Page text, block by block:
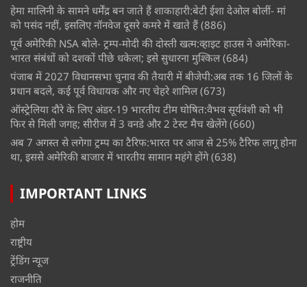
हेमा मालिनी के सामने धर्मेंद्र बन जाते हैं शाकाहारी:बेटी ईशा देओल बोलीं- मां
को पसंद नहीं, इसलिए नॉनवेज दूसरे कमरे में खाते हैं (886)
पूर्व अमेरिकी NSA बोले- ट्रम्प-मोदी की दोस्ती खत्म:व्हाइट हाउस ने अमेरिका-
भारत संबंधों को दशकों पीछे धकेला; इसे सुधारना मुश्किल (684)
पंजाब में 2027 विधानसभा चुनाव की तैयारी में बीजेपी:अब तक 16 जिलों के
प्रधान बदले, कई पूर्व विधायक और नए चेहरे शामिल (673)
ऑस्ट्रेलिया दौरे के लिए अंडर-19 भारतीय टीम घोषित:वैभव सूर्यवंशी को भी
फिर से मिली जगह; सीरीज में 3 वनडे और 2 टेस्ट मैच खेलेंगे (660)
अब 7 अगस्त से लगेगा ट्रम्प का टैरिफ:भारत पर आज से 25% टैरिफ लागू होना
था, इससे अमेरिकी बाजार में भारतीय सामान महंगे होंगे (638)
IMPORTANT LINKS
होम
राष्ट्रीय
ट्रेंडिंग न्यूज
राजनीति